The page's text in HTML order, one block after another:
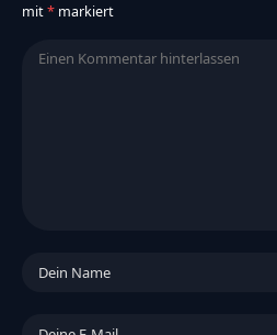
mit* markiert